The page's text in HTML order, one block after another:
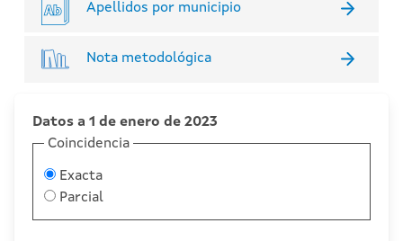
Apellidos por municipio
Nota metodológica
Datos a 1 de enero de 2023
Coincidencia
Exacta
Parcial